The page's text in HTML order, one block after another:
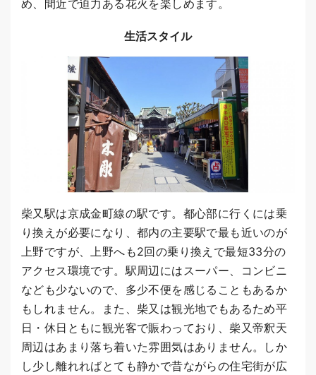
め、間近で迫力ある花火を楽しめます。
生活スタイル
柴又駅は京成金町線の駅です。都心部に行くには乗
り換えが必要になり、都内の主要駅で最も近いのが
上野ですが、上野へも2回の乗り換えで最短33分の
アクセス環境です。駅周辺にはスーパー、コンビニ
なども少ないので、多少不便を感じることもあるか
もしれません。また、柴又は観光地でもあるため平
日・休日ともに観光客で賑わっており、柴又帝釈天
周辺はあまり落ち着いた雰囲気はありません。しか
し少し離れればとても静かで昔ながらの住宅街が広